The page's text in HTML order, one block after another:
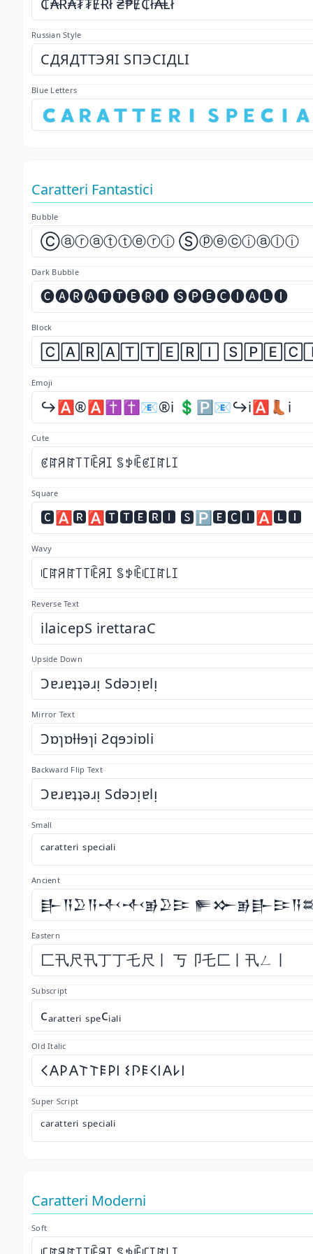
₵₳Ɍ₳₮₮ɆɌł ₴₱Ɇ₵ł₳Ⱡł
Russian Style
СДЯДТТЭЯІ ЅПЭСІДLІ
Blue Letters
🇨​🇦​🇷​🇦​🇹​🇹​🇪​🇷​🇮​
Caratteri Fantastici
Bubble
Ⓒⓐⓡⓐⓣⓣⓔⓡⓘ Ⓢⓟⓔⓒⓘⓐⓛⓘ
Dark Bubble
🅒🅐🅡🅐🅣🅣🅔🅡🅘 🅢🅟🅔🅒🅘🅐🅛🅘
Block
🄲🄰🅁🄰🅃🅃🄴🅁🄸
Emoji
↪️🅰️®️🅰️✝️✝️📧®️ℹ️ 💲🅿️📧↪️ℹ️🅰️👢ℹ️
Cute
ꏳꍏꋪꍏ꓄꓄ꍟꋪꀤ ꌚꉣꍟꏳꀤꍏ꒒ꀤ
Square
🅲🅰🆁🅰🆃🆃🅴🆁🅸 🆂🅿🅴🅲🅸🅰🅻🅸
Wavy
ꏸꍏꋪꍏ꓄꓄ꍟꋪꀤ ꌚꉣꍟꏸꀤꍏ꒒ꀤ
Reverse Text
ilaicepS irettaraC
Upside Down
Ɔɐɹɐʇʇǝɹᴉ Sdǝɔᴉɐlᴉ
Mirror Text
Ɔɒɿɒƚƚɘɿi Ƨqɘɔiɒli
Backward Flip Text
Ɔɐɹɐʇʇǝɹᴉ Sdǝɔᴉɐlᴉ
Small
ᶜᵃʳᵃᵗᵗᵉʳⁱ ˢᵖᵉᶜⁱᵃˡⁱ
Ancient
𒃲𒀀𒊒𒀀𒋾𒋾𒂊𒊒𒄿
Eastern
匚卂尺卂丁丁乇尺丨 丂卩乇匚丨卂ㄥ丨
Subscript
cₐᵣₐₜₜₑᵣᵢ ₛₚₑcᵢₐₗᵢ
Old Italic
𐌂𐌀𐌓𐌀𐌕𐌕𐌄𐌓𐌉 𐌔𐌐𐌄𐌂𐌉𐌀𐌋𐌉
Super Script
ᶜᵃʳᵃᵗᵗᵉʳⁱ ˢᵖᵉᶜⁱᵃˡⁱ
Caratteri Moderni
Soft